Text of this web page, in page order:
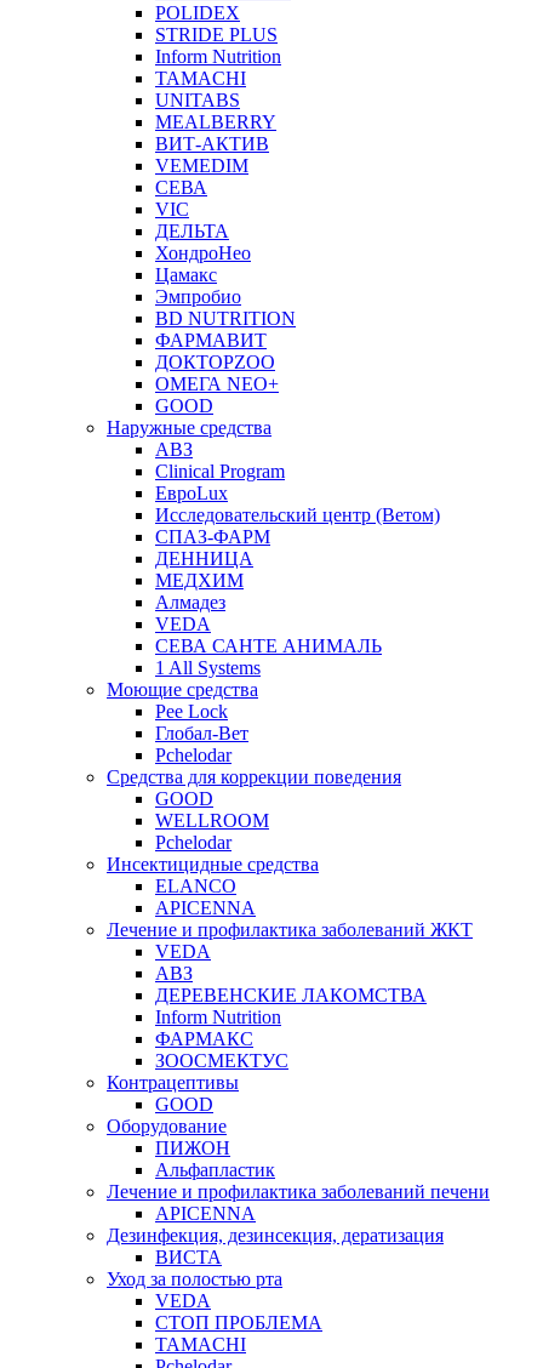
POLIDEX
STRIDE PLUS
Inform Nutrition
TAMACHI
UNITABS
MEALBERRY
ВИТ-АКТИВ
VEMEDIM
СЕВА
VIC
ДЕЛЬТА
ХондроНео
Цамакс
Эмпробио
BD NUTRITION
ФАРМАВИТ
ДОКТОРZOO
ОМЕГА NEO+
GOOD
Наружные средства
АВЗ
Clinical Program
ЕвроLux
Исследовательский центр (Ветом)
СПАЗ-ФАРМ
ДЕННИЦА
МЕДХИМ
Алмадез
VEDA
СЕВА САНТЕ АНИМАЛЬ
1 All Systems
Моющие средства
Pee Lock
Глобал-Вет
Pchelodar
Средства для коррекции поведения
GOOD
WELLROOM
Pchelodar
Инсектицидные средства
ELANCO
APICENNA
Лечение и профилактика заболеваний ЖКТ
VEDA
АВЗ
ДЕРЕВЕНСКИЕ ЛАКОМСТВА
Inform Nutrition
ФАРМАКС
ЗООСМЕКТУС
Контрацептивы
GOOD
Оборудование
ПИЖОН
Альфапластик
Лечение и профилактика заболеваний печени
APICENNA
Дезинфекция, дезинсекция, дератизация
ВИСТА
Уход за полостью рта
VEDA
СТОП ПРОБЛЕМА
TAMACHI